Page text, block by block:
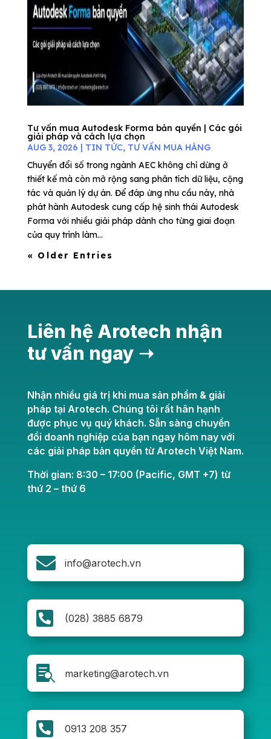
Tư vấn mua Autodesk Forma bản quyền | Các gói
giải pháp và cách lựa chọn
AUG 3, 2026 | TIN TỨC, TƯ VẤN MUA HÀNG
Chuyển đổi số trong ngành AEC không chỉ dừng ở
thiết kế mà còn mở rộng sang phân tích dữ liệu, cộng
tác và quản lý dự án. Để đáp ứng nhu cầu này, nhà
phát hành Autodesk cung cấp hệ sinh thái Autodesk
Forma với nhiều giải pháp dành cho từng giai đoạn
của quy trình làm...
« Older Entries
Liên hệ Arotech nhận
tư vấn ngay ➝
Nhận nhiều giá trị khi mua sản phẩm & giải
pháp tại Arotech. Chúng tôi rất hân hạnh
được phục vụ quý khách. Sẵn sàng chuyển
đổi doanh nghiệp của bạn ngay hôm nay với
các giải pháp bản quyền từ Arotech Việt Nam.
Thời gian: 8:30 – 17:00 (Pacific, GMT +7) từ
thứ 2 – thứ 6
 info@arotech.vn
 (028) 3885 6879
 marketing@arotech.vn
 0913 208 357